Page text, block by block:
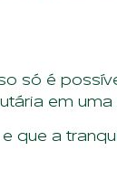
só é
em
que a